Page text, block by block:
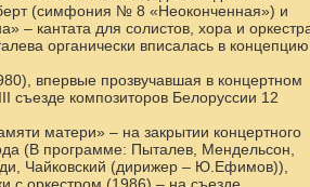
(симфония № 8 «Неоконченная») и
– кантата для солистов, хора и
органически вписалась в концепцию
впервые прозвучавшая в концертном
съезде композиторов Белоруссии 12
матери» – на закрытии концертного
(В программе: Пыталев, Мендельсон,
Чайковский (дирижер – Ю.Ефимов)),